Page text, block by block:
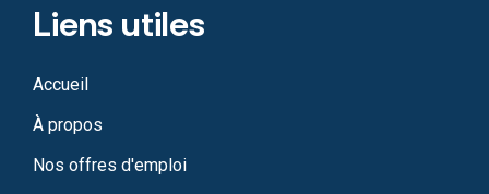
Liens utiles
Accueil
À propos
Nos offres d'emploi